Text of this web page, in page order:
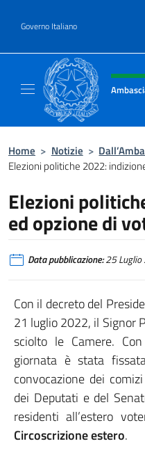
Governo Italiano
Intestazione
Home > Notizie >
Elezioni politiche 2022:
Elezioni
ed opzione di
Data pubblicazione:25 Luglio
Con il decreto del
21 luglio 2022, il Signor
sciolto le Camere.
giornata è stata
convocazione dei
dei Deputati e del
residenti all’estero
Circoscrizione estero.